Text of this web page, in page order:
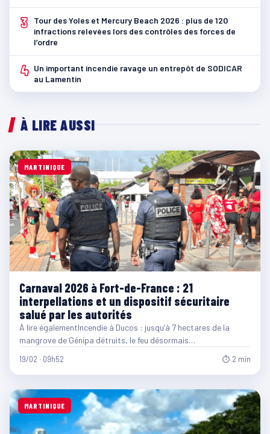
3
Tour des Yoles et Mercury Beach 2026 : plus de 120
infractions relevées lors des contrôles des forces de
l’ordre
4 Un important incendie ravage un entrepôt de SODICAR
au Lamentin
À LIRE AUSSI
MARTINIQUE
Carnaval 2026 à Fort-de-France : 21
interpellations et un dispositif sécuritaire
salué par les autorités
À lire égalementIncendie à Ducos : jusqu’à 7 hectares de la
mangrove de Génipa détruits, le feu désormais…
19/02 · 09h52 ⏱ 2 min
MARTINIQUE